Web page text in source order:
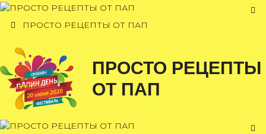
Перейти
ПРОСТО РЕЦЕПТЫ ОТ ПАП
ПРОСТО РЕЦЕПТЫ
ОТ ПАП